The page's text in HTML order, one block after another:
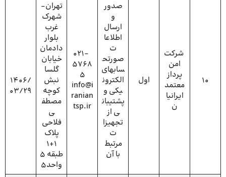
10
شرکت
امن
پرداز
معتمد
ایرانیا
ن
اول
صدور
و
ارسال
اطلاعا
ت
صورتح
سابهای
الکترون
یکی و
پشتیبان
ی از
تجهیزا
ت
مرتبط
با آن
021-
5768
5
info@i
ranian
tsp.ir
تهران-
شهرک
غرب
بلوار
دادمان
خیابان
گلسا
نبش
کوچه
مصطف
ی
فلاحی
پلاک
1+1
طبقه 5
واحد5
1406/
03/29